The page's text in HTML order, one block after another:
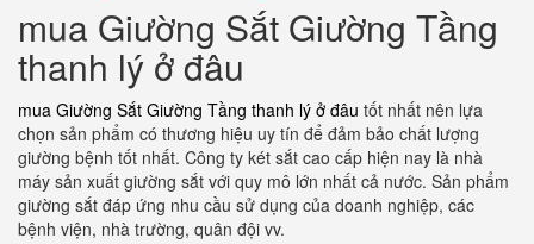
mua Giường Sắt Giường Tầng
thanh lý ở đâu
mua Giường Sắt Giường Tầng thanh lý ở đâu tốt nhất nên lựa
chọn sản phẩm có thương hiệu uy tín để đảm bảo chất lượng
giường bệnh tốt nhất. Công ty két sắt cao cấp hiện nay là nhà
máy sản xuất giường sắt với quy mô lớn nhất cả nước. Sản phẩm
giường sắt đáp ứng nhu cầu sử dụng của doanh nghiệp, các
bệnh viện, nhà trường, quân đội vv.